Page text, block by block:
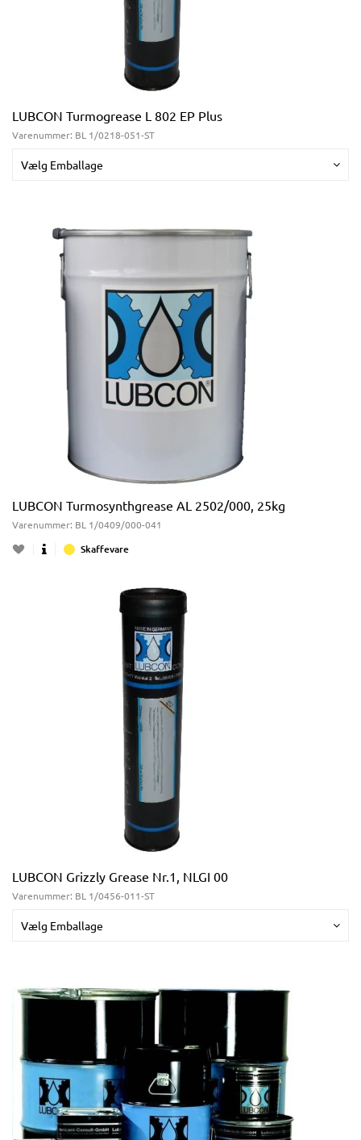
LUBCON Turmogrease L 802 EP Plus
Varenummer: BL 1/0218-051-ST
Vælg Emballage
LUBCON Turmosynthgrease AL 2502/000, 25kg
Varenummer: BL 1/0409/000-041
Skaffevare
LUBCON Grizzly Grease Nr.1, NLGI 00
Varenummer: BL 1/0456-011-ST
Vælg Emballage